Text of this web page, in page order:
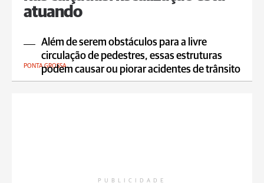
atuando
Além de serem obstáculos para a livre
circulação de pedestres, essas estruturas
podem causar ou piorar acidentes de trânsito
PONTA GROSSA
PUBLICIDADE